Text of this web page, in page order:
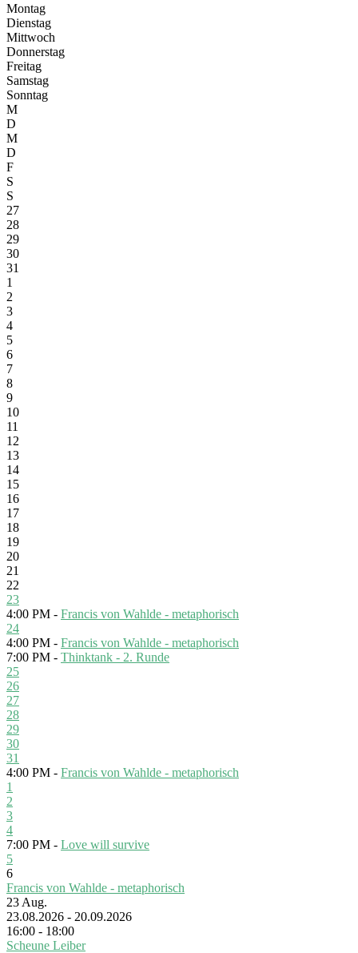
Montag
Dienstag
Mittwoch
Donnerstag
Freitag
Samstag
Sonntag
M
D
M
D
F
S
S
27
28
29
30
31
1
2
3
4
5
6
7
8
9
10
11
12
13
14
15
16
17
18
19
20
21
22
23
4:00 PM - Francis von Wahlde - metaphorisch
24
4:00 PM - Francis von Wahlde - metaphorisch
7:00 PM - Thinktank - 2. Runde
25
26
27
28
29
30
31
4:00 PM - Francis von Wahlde - metaphorisch
1
2
3
4
7:00 PM - Love will survive
5
6
Francis von Wahlde - metaphorisch
23 Aug.
23.08.2026 - 20.09.2026
16:00 - 18:00
Scheune Leiber